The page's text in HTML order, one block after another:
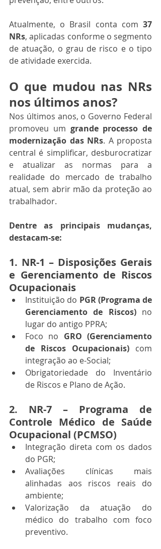
Atualmente, o Brasil conta com 37
NRs, aplicadas conforme o segmento
de atuação, o grau de risco e o tipo
de atividade exercida.
O que mudou nas NRs
nos últimos anos?
Nos últimos anos, o Governo Federal
promoveu um grande processo de
modernização das NRs. A proposta
central é simplificar, desburocratizar
e atualizar as normas para a
realidade do mercado de trabalho
atual, sem abrir mão da proteção ao
trabalhador.
Dentre as principais mudanças,
destacam-se:
1. NR-1 – Disposições Gerais
e Gerenciamento de Riscos
Ocupacionais
Instituição do PGR (Programa de
Gerenciamento de Riscos) no
lugar do antigo PPRA;
Foco no GRO (Gerenciamento
de Riscos Ocupacionais) com
integração ao e-Social;
Obrigatoriedade do Inventário
de Riscos e Plano de Ação.
2. NR-7 – Programa de
Controle Médico de Saúde
Ocupacional (PCMSO)
Integração direta com os dados
do PGR;
Avaliações clínicas mais
alinhadas aos riscos reais do
ambiente;
Valorização da atuação do
médico do trabalho com foco
preventivo.